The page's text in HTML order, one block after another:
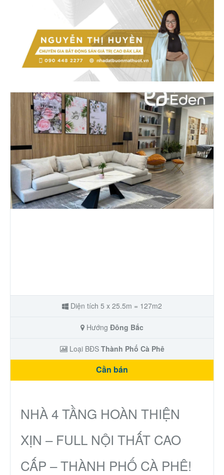
Diện tích 5 x 25.5m = 127m2
Hướng Đông Bắc
Loại BĐS Thành Phố Cà Phê
Cần bán
NHÀ 4 TẦNG HOÀN THIỆN
XỊN – FULL NỘI THẤT CAO
CẤP – THÀNH PHỐ CÀ PHÊ!